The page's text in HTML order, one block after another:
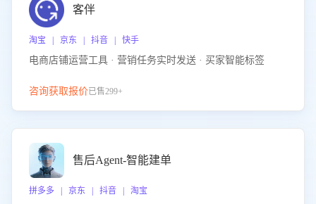
客伴
淘宝 | 京东 | 抖音 | 快手
电商店铺运营工具 · 营销任务实时发送 · 买家智能标签
咨询获取报价已售299+
售后Agent-智能建单
拼多多 | 京东 | 抖音 | 淘宝